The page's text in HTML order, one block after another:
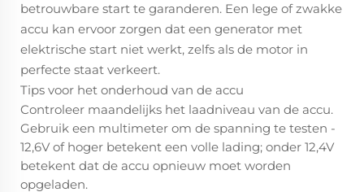
betrouwbare start te garanderen. Een lege of zwakke
accu kan ervoor zorgen dat een generator met
elektrische start niet werkt, zelfs als de motor in
perfecte staat verkeert.
Tips voor het onderhoud van de accu
Controleer maandelijks het laadniveau van de accu.
Gebruik een multimeter om de spanning te testen -
12,6V of hoger betekent een volle lading; onder 12,4V
betekent dat de accu opnieuw moet worden
opgeladen.